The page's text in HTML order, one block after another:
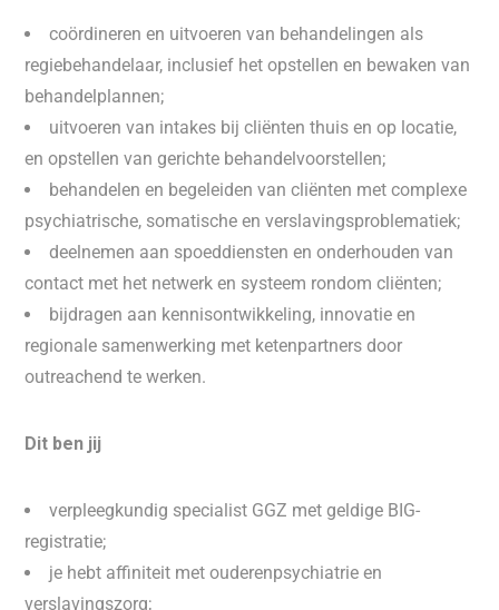
coördineren en uitvoeren van behandelingen als
regiebehandelaar, inclusief het opstellen en bewaken van
behandelplannen;
uitvoeren van intakes bij cliënten thuis en op locatie,
en opstellen van gerichte behandelvoorstellen;
behandelen en begeleiden van cliënten met complexe
psychiatrische, somatische en verslavingsproblematiek;
deelnemen aan spoeddiensten en onderhouden van
contact met het netwerk en systeem rondom cliënten;
bijdragen aan kennisontwikkeling, innovatie en
regionale samenwerking met ketenpartners door
outreachend te werken.
Dit ben jij
verpleegkundig specialist GGZ met geldige BIG-
registratie;
je hebt affiniteit met ouderenpsychiatrie en
verslavingszorg;